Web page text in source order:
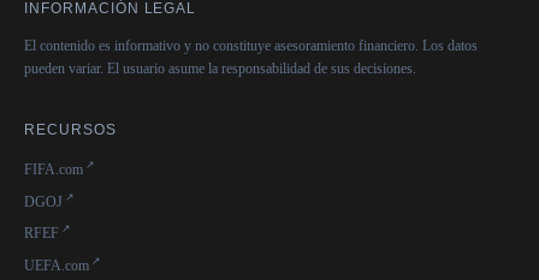
INFORMACIÓN LEGAL
El contenido es informativo y no constituye asesoramiento financiero. Los datos
pueden variar. El usuario asume la responsabilidad de sus decisiones.
RECURSOS
FIFA.com
DGOJ
RFEF
UEFA.com